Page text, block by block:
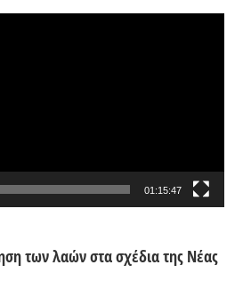
01:15:47
των λαών στα σχέδια της Νέας